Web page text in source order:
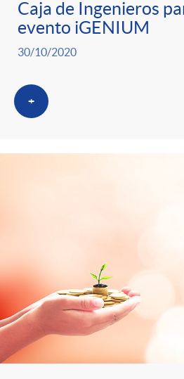
Caja de Ingenieros
evento iGENIUM
30/10/2020
+